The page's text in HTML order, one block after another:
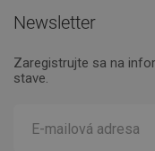
Newsletter
Zaregistrujte sa na
stave.